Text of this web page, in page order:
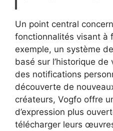
Un point central
fonctionnalités visant à
exemple, un système
basé sur l’historique
des notifications
découverte de
créateurs, Vogfo offre
d’expression plus
télécharger leurs